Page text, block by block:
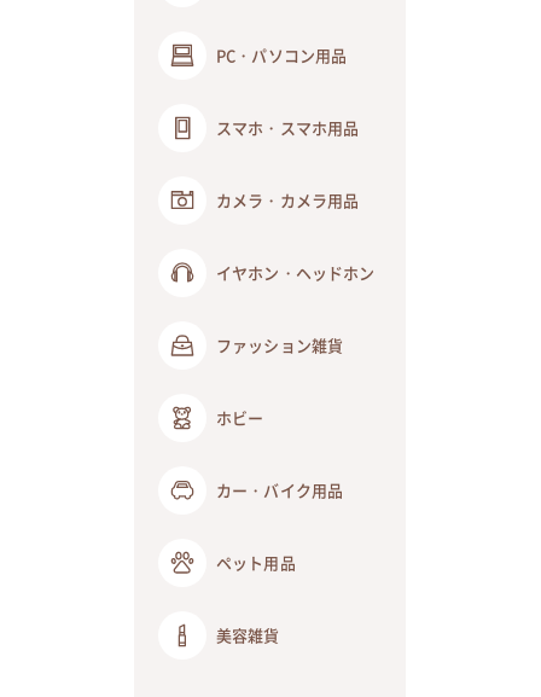
PC・パソコン用品
スマホ・スマホ用品
カメラ・カメラ用品
イヤホン・ヘッドホン
ファッション雑貨
ホビー
カー・バイク用品
ペット用品
美容雑貨